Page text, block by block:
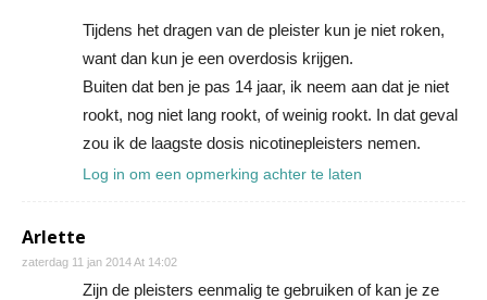
Tijdens het dragen van de pleister kun je niet roken,
want dan kun je een overdosis krijgen.
Buiten dat ben je pas 14 jaar, ik neem aan dat je niet
rookt, nog niet lang rookt, of weinig rookt. In dat geval
zou ik de laagste dosis nicotinepleisters nemen.
Log in om een opmerking achter te laten
Arlette
zaterdag 11 jan 2014 At 14:02
Zijn de pleisters eenmalig te gebruiken of kan je ze